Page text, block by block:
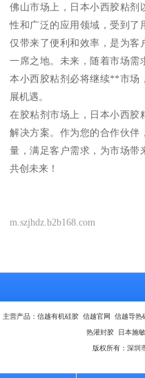
佛山市场上，日本小西胶粘剂
性和广泛的应用领域，受到了
仅带来了便利和效率，是为客
一席之地。未来，随着市场需
本小西胶粘剂必将继续**市场
展机遇。
在胶粘剂市场上，日本小西胶
解决方案。作为您的合作伙伴
量，满足客户需求，为市场带
共创未来！
m.szjhdz.b2b168.com
主营产品：信越有机硅胶 信越官网 信越导
热灌封胶 日本施
版权所有：深圳